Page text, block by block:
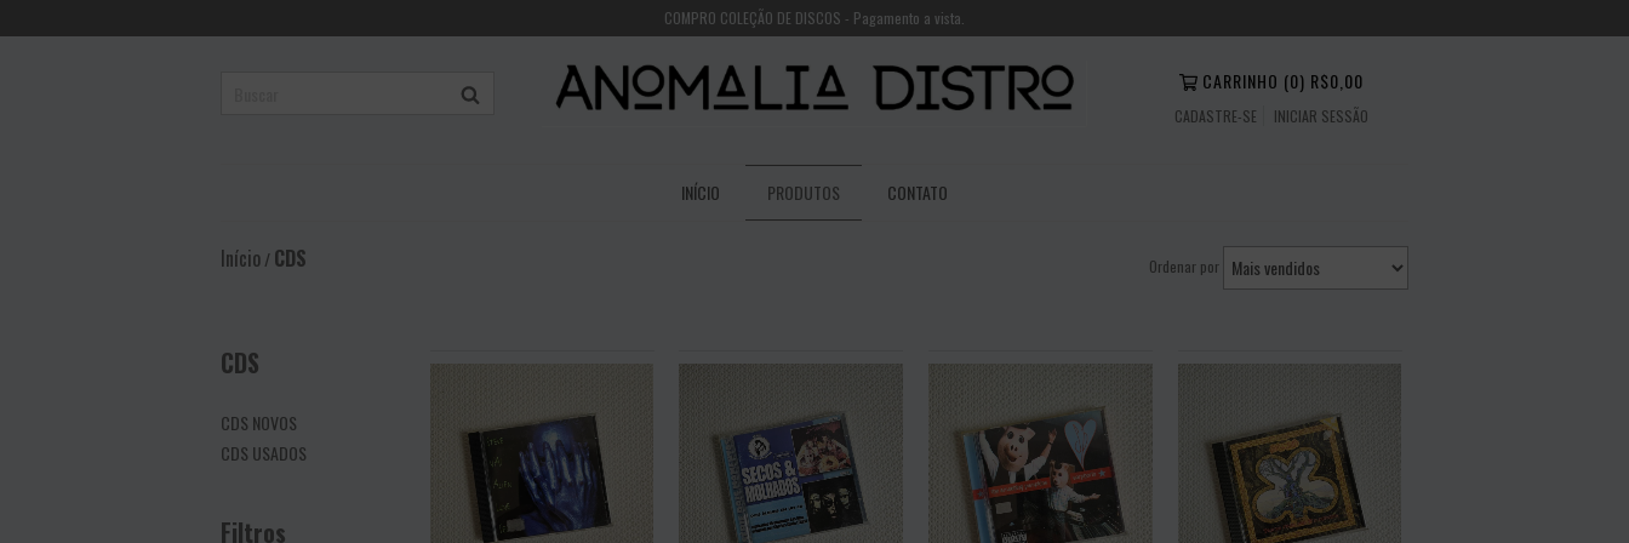
COMPRO COLEÇÃO DE DISCOS - Pagamento a vista.
CARRINHO (0) R$0,00
CADASTRE-SE INICIAR SESSÃO
INÍCIO PRODUTOS CONTATO
Início/CDS Ordenar por
CDS
CDS NOVOS
CDS USADOS
Filtros